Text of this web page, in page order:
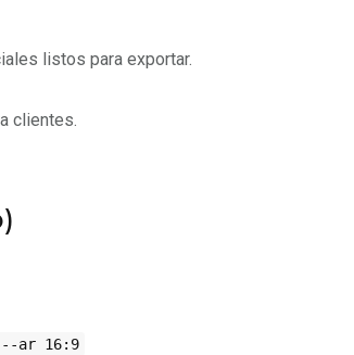
listos para exportar.
clientes.
ar 16:9